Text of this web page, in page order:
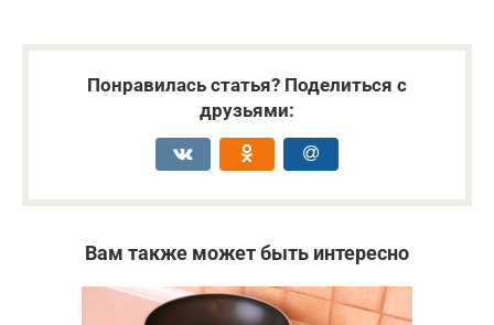
Понравилась статья? Поделиться с
друзьями:
Вам также может быть интересно